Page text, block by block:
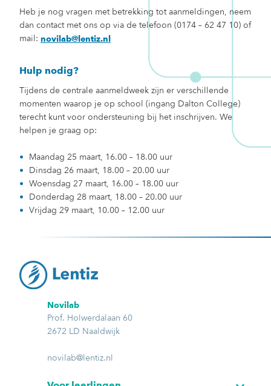
Heb je nog vragen met betrekking tot aanmeldingen, neem
dan contact met ons op via de telefoon (0174 – 62 47 10) of
mail: novilab@lentiz.nl
Hulp nodig?
Tijdens de centrale aanmeldweek zijn er verschillende
momenten waarop je op school (ingang Dalton College)
terecht kunt voor ondersteuning bij het inschrijven. We
helpen je graag op:
Maandag 25 maart, 16.00 – 18.00 uur
Dinsdag 26 maart, 18.00 – 20.00 uur
Woensdag 27 maart, 16.00 – 18.00 uur
Donderdag 28 maart, 18.00 – 20.00 uur
Vrijdag 29 maart, 10.00 – 12.00 uur
Novilab
Prof. Holwerdalaan 60
2672 LD Naaldwijk
novilab@lentiz.nl